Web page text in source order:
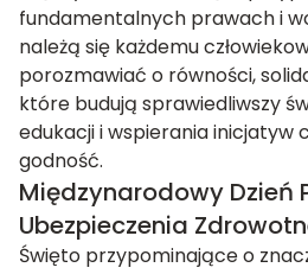
fundamentalnych prawach i
należą się każdemu
porozmawiać o równości,
które budują sprawiedliwszy
edukacji i wspierania inicjatyw
godność.
Międzynarodowy Dzień
Ubezpieczenia
Święto przypominające o